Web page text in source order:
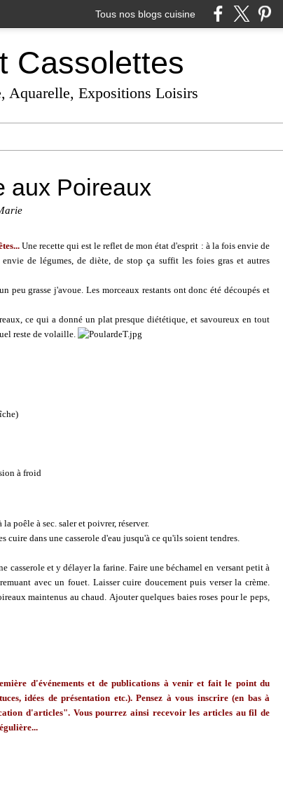
Tous nos blogs cuisine
Cassolettes
Aquarelle, Expositions Loisirs
aux Poireaux
Une recette qui est le reflet de mon état d'esprit : à la fois envie de
de légumes, de diète, de stop ça suffit les foies gras et autres
peu grasse j'avoue. Les morceaux restants ont donc été découpés et
ce qui a donné un plat presque diététique, et savoureux en tout
reste de volaille.
à froid
poêle à sec. saler et poivrer, réserver.
cuire dans une casserole d'eau jusqu'à ce qu'ils soient tendres.
casserole et y délayer la farine. Faire une béchamel en versant petit à
avec un fouet. Laisser cuire doucement puis verser la crème.
maintenus au chaud. Ajouter quelques baies roses pour le peps,
d'événements et de publications à venir et fait le point du
idées de présentation etc.). Pensez à vous inscrire (en bas à
d'articles". Vous pourrez ainsi recevoir les articles au fil de